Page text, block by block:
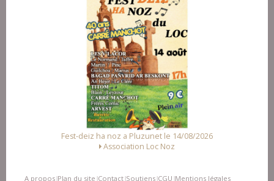
Fest Noz a Arzal le 15/08/2026
Alliance des Associations d'Arzal
A propos |Plan du site |Contact |Soutiens |CGU |Mentions légales